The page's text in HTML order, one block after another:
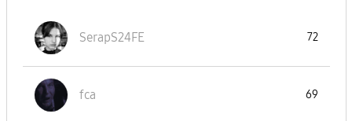
SerapS24FE 72
fca 69